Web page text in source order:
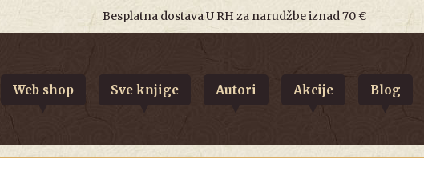
Besplatna dostava U RH za narudžbe iznad 70 €
Web shop Sve knjige Autori Akcije Blog